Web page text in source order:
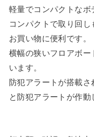
軽量でコンパクトなボ
コンパクトで取り回
お買い物に便利です。
横幅の狭いフロアボー
います。
防犯アラートが搭載
と防犯アラートが作動